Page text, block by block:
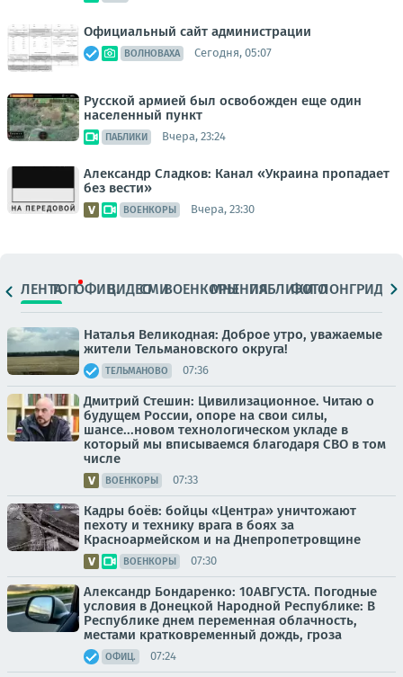
Официальный сайт администрации
ВОЛНОВАХА Сегодня, 05:07
Русской армией был освобожден еще один
населенный пункт
ПАБЛИКИ Вчера, 23:24
Александр Сладков: Канал «Украина пропадает
без вести»
ВОЕНКОРЫ Вчера, 23:30
ЛЕНТАТОПОФИЦ.ВИДЕОСМИВОЕНКОРЫМНЕНИЯПАБЛИКИ
ФОТОЛОНГРИДЫ
Наталья Великодная: Доброе утро, уважаемые
жители Тельмановского округа!
ТЕЛЬМАНОВО 07:36
Дмитрий Стешин: Цивилизационное. Читаю о
будущем России, опоре на свои силы,
шансе...новом технологическом укладе в
который мы вписываемся благодаря СВО в том
числе
ВОЕНКОРЫ 07:33
Кадры боёв: бойцы «Центра» уничтожают
пехоту и технику врага в боях за
Красноармейском и на Днепропетровщине
ВОЕНКОРЫ 07:30
Александр Бондаренко: 10АВГУСТА. Погодные
условия в Донецкой Народной Республике: В
Республике днем переменная облачность,
местами кратковременный дождь, гроза
ОФИЦ. 07:24